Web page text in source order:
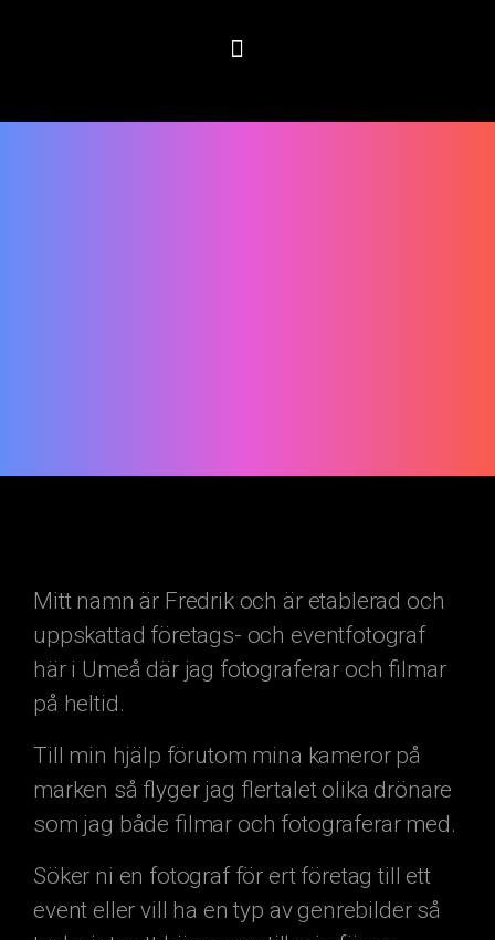
Mitt namn är Fredrik och är etablerad och
uppskattad företags- och eventfotograf
här i Umeå där jag fotograferar och filmar
på heltid.
Till min hjälp förutom mina kameror på
marken så flyger jag flertalet olika drönare
som jag både filmar och fotograferar med.
Söker ni en fotograf för ert företag till ett
event eller vill ha en typ av genrebilder så